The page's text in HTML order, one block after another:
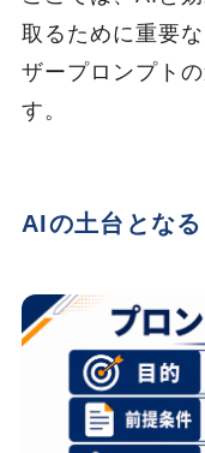
取るために重要
ザープロンプト
す。
AIの土台とな